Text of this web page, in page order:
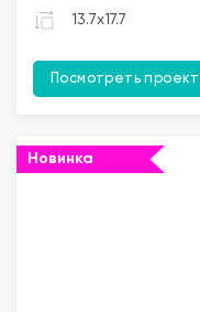
13.7x17.7
Посмотреть проект
Новинка